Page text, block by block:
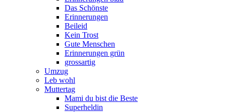
Das Schönste
Erinnerungen
Beileid
Kein Trost
Gute Menschen
Erinnerungen grün
grossartig
Umzug
Leb wohl
Muttertag
Mami du bist die Beste
Superheldin